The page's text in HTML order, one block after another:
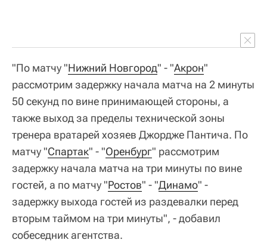
"По матчу "Нижний Новгород" - "Акрон"
рассмотрим задержку начала матча на 2 минуты
50 секунд по вине принимающей стороны, а
также выход за пределы технической зоны
тренера вратарей хозяев Джордже Пантича. По
матчу "Спартак" - "Оренбург" рассмотрим
задержку начала матча на три минуты по вине
гостей, а по матчу "Ростов" - "Динамо" -
задержку выхода гостей из раздевалки перед
вторым таймом на три минуты", - добавил
собеседник агентства.